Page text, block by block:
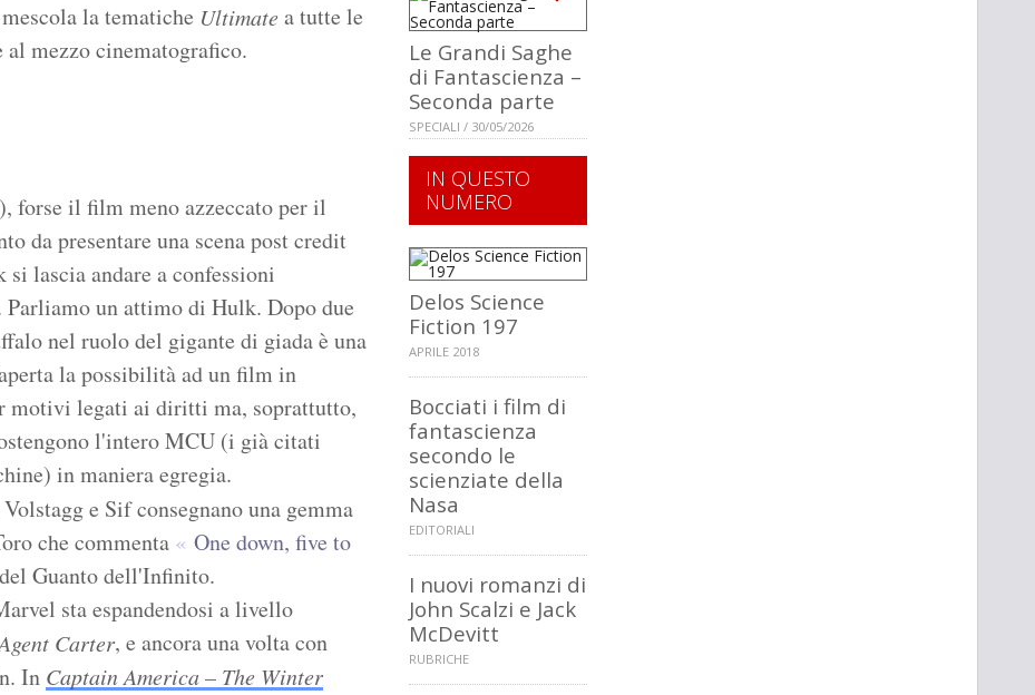
la tematiche Ultimate a tutte le
al mezzo cinematografico.
forse il film meno azzeccato per il
da presentare una scena post credit
lascia andare a confessioni
Parliamo un attimo di Hulk. Dopo due
nel ruolo del gigante di giada è una
la possibilità ad un film in
motivi legati ai diritti ma, soprattutto,
l'intero MCU (i già citati
in maniera egregia.
e Sif consegnano una gemma
che commenta
One down, five to
Guanto dell'Infinito.
sta espandendosi a livello
Carter, e ancora una volta con
In Captain America – The Winter
Le Grandi Saghe
di Fantascienza –
Seconda parte
SPECIALI / 30/05/2026
IN QUESTO
NUMERO
Delos Science
Fiction 197
APRILE 2018
Bocciati i film di
fantascienza
secondo le
scienziate della
Nasa
EDITORIALI
I nuovi romanzi di
John Scalzi e Jack
McDevitt
RUBRICHE